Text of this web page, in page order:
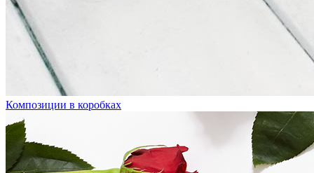
Композиции в коробках